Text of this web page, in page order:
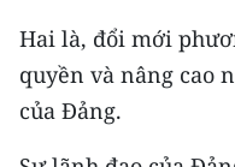
VỀ BÁO NHÂN DÂN
THỜI NAY
NHÂN DÂN CUỐI
Hai là, đổi mới
quyền và nâng cao
của Đảng.